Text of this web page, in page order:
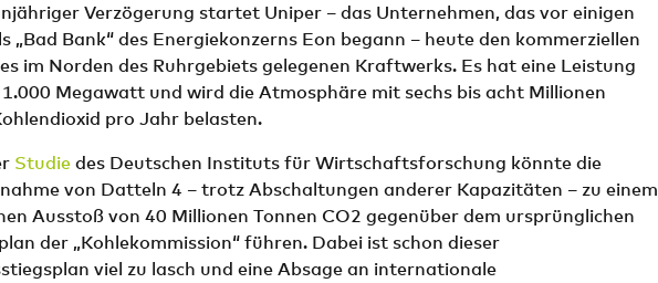
Verzögerung startet Uniper – das Unternehmen, das vor einigen
„Bad Bank“ des Energiekonzerns Eon begann – heute den kommerziellen
im Norden des Ruhrgebiets gelegenen Kraftwerks. Es hat eine Leistung
Megawatt und wird die Atmosphäre mit sechs bis acht Millionen
pro Jahr belasten.
Studiedes Deutschen Instituts für Wirtschaftsforschung könnte die
von Datteln 4 – trotz Abschaltungen anderer Kapazitäten – zu einem
Ausstoß von 40 Millionen Tonnen CO2 gegenüber dem ursprünglichen
der „Kohlekommission“ führen. Dabei ist schon dieser
viel zu lasch und eine Absage an internationale